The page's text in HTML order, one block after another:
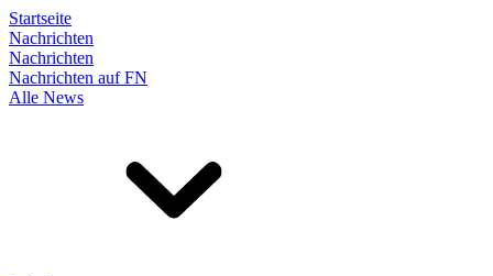
Startseite
Nachrichten
Nachrichten
Nachrichten auf FN
Alle News